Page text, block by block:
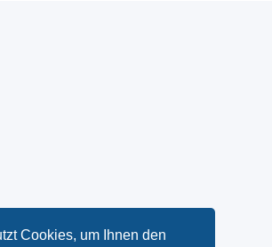
Cookies, um Ihnen den